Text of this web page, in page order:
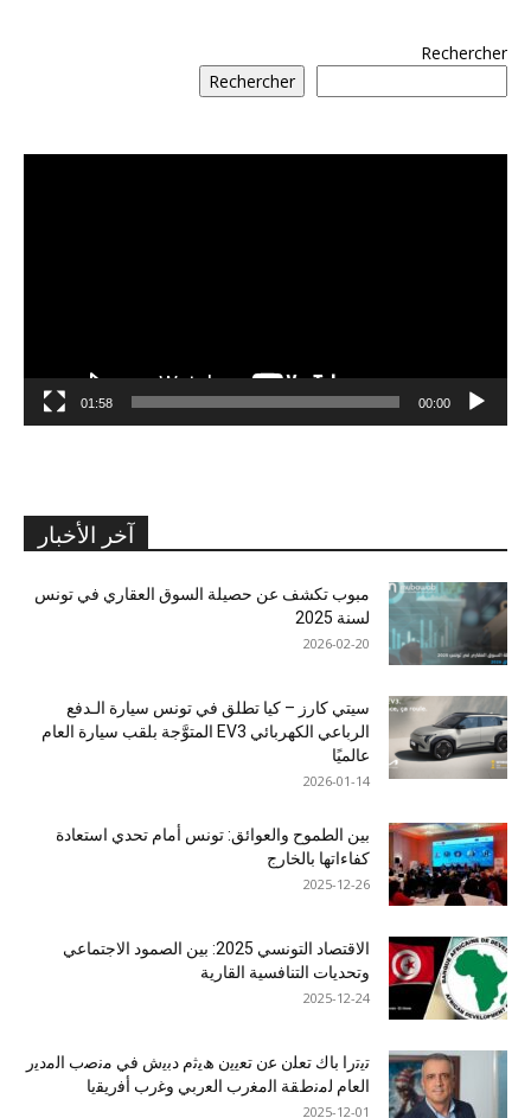
Rechercher
Rechercher
00:00
01:58
آخر الأخبار
مبوب تكشف عن حصيلة السوق العقاري في تونس
لسنة 2025
2026-02-20
سيتي كارز – كيا تطلق في تونس سيارة الـدفع
الرباعي الكهربائي EV3 المتوَّجة بلقب سيارة العام
عالميًا
2026-01-14
بين الطموح والعوائق: تونس أمام تحدي استعادة
كفاءاتها بالخارج
2025-12-26
الاقتصاد التونسي 2025: بين الصمود الاجتماعي
وتحديات التنافسية القارية
2025-12-24
ﺗﯾﺗرا ﺑﺎك ﺗﻌﻠن ﻋن ﺗﻌﯾﯾن ھﯾﺛم دﺑﯾش ﻓﻲ ﻣﻧﺻب اﻟﻣدﯾر
اﻟﻌﺎم ﻟﻣﻧطﻘﺔ اﻟﻣﻐرب اﻟﻌرﺑﻲ وﻏرب أﻓرﯾﻘﯾﺎ
2025-12-01